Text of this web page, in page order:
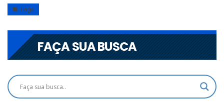
Tags
FAÇA SUA BUSCA